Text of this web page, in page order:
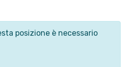
posizione è necessario